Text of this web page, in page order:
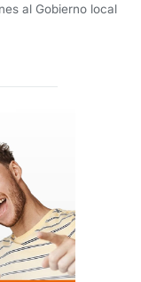
al Gobierno local